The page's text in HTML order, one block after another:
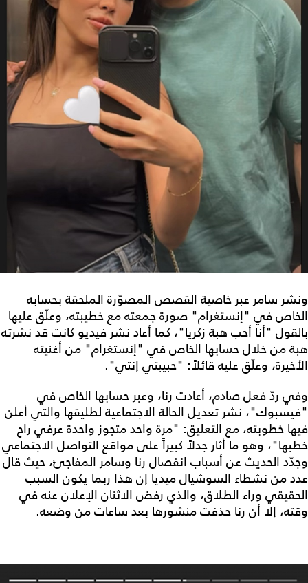
ونشر سامر عبر خاصية القصص المصوّرة الملحقة بحسابه
الخاص في "إنستغرام" صورة جمعته مع خطيبته، وعلّق عليها
بالقول "أنا أحب هبة زكريا"، كما أعاد نشر فيديو كانت قد نشرته
هبة من خلال حسابها الخاص في "إنستغرام" من أغنيته
الأخيرة، وعلّق عليه قائلاً: "حبيبتي إنتي".
وفي ردّ فعل صادم، أعادت رنا، وعبر حسابها الخاص في
"فيسبوك"، نشر تعديل الحالة الاجتماعية لطليقها والتي أعلن
فيها خطوبته، مع التعليق: "مرة واحد متجوز واحدة عرفي راح
خطبها"، وهو ما أثار جدلاً كبيراً على مواقع التواصل الاجتماعي
وجدّد الحديث عن أسباب انفصال رنا وسامر المفاجئ، حيث قال
عدد من نشطاء السوشيال ميديا إن هذا ربما يكون السبب
الحقيقي وراء الطلاق، والذي رفض الاثنان الإعلان عنه في
وقته، إلا أن رنا حذفت منشورها بعد ساعات من وضعه.